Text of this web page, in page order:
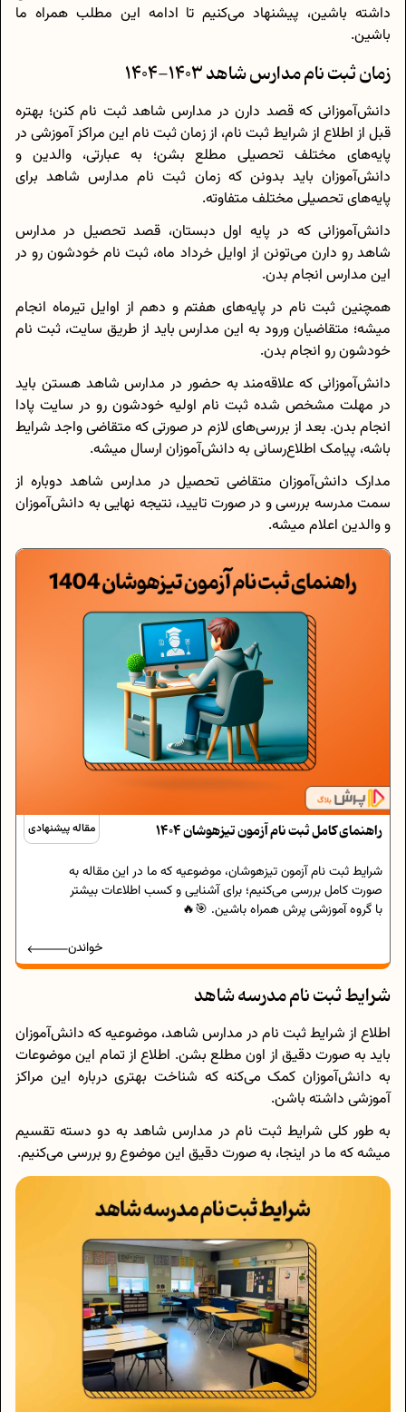
داشته باشین، پیشنهاد می‌کنیم تا ادامه این مطلب همراه ما
باشین.
زمان ثبت نام مدارس شاهد 1403-1404
دانش‌آموزانی که قصد دارن در مدارس شاهد ثبت نام کنن؛ بهتره
قبل از اطلاع از شرایط ثبت نام، از زمان ثبت نام این مراکز آموزشی در
پایه‌های مختلف تحصیلی مطلع بشن؛ به عبارتی، والدین و
دانش‌آموزان باید بدونن که زمان ثبت نام مدارس شاهد برای
پایه‌های تحصیلی مختلف متفاوته.
دانش‌آموزانی که در پایه اول دبستان، قصد تحصیل در مدارس
شاهد رو دارن می‌تونن از اوایل خرداد ماه، ثبت نام خودشون رو در
این مدارس انجام بدن.
همچنین ثبت نام در پایه‌های هفتم و دهم از اوایل تیرماه انجام
میشه؛ متقاضیان ورود به این مدارس باید از طریق سایت، ثبت نام
خودشون رو انجام بدن.
دانش‌آموزانی که علاقه‌مند به حضور در مدارس شاهد هستن باید
در مهلت مشخص شده ثبت نام اولیه خودشون رو در سایت پادا
انجام بدن. بعد از بررسی‌های لازم در صورتی که متقاضی واجد شرایط
باشه، پیامک اطلاع‌رسانی به دانش‌آموزان ارسال میشه.
مدارک دانش‌آموزان متقاضی تحصیل در مدارس شاهد دوباره از
سمت مدرسه بررسی و در صورت تایید، نتیجه نهایی به دانش‌آموزان
و والدین اعلام میشه.
مقاله پیشنهادی راهنمای کامل ثبت‌ نام آزمون تیزهوشان 1404
شرایط ثبت نام آزمون تیزهوشان، موضوعیه که ما در این مقاله به
صورت کامل بررسی می‌کنیم؛ برای آشنایی و کسب اطلاعات بیشتر
با گروه آموزشی پرش همراه باشین. 🎯🔥
خواندن
شرایط ثبت نام مدرسه شاهد
اطلاع از شرایط ثبت نام در مدارس شاهد، موضوعیه که دانش‌آموزان
باید به صورت دقیق از اون مطلع بشن. اطلاع از تمام این موضوعات
به دانش‌آموزان کمک می‌کنه که شناخت بهتری درباره این مراکز
آموزشی داشته باشن.
به طور کلی شرایط ثبت نام در مدارس شاهد به دو دسته تقسیم
میشه که ما در اینجا، به صورت دقیق این موضوع رو بررسی می‌کنیم.